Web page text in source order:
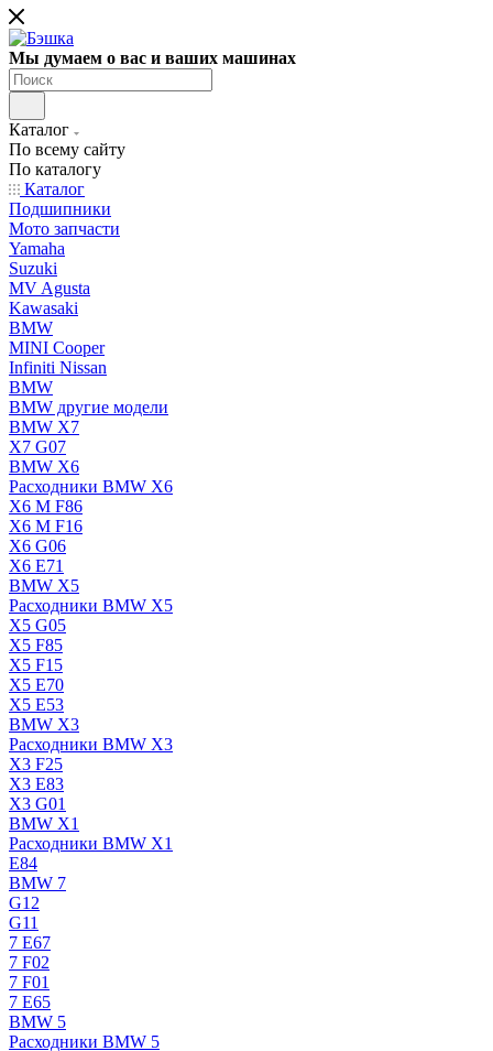
Мы думаем о вас и ваших машинах
Каталог
По всему сайту
По каталогу
Каталог
Подшипники
Мото запчасти
Yamaha
Suzuki
MV Agusta
Kawasaki
BMW
MINI Cooper
Infiniti Nissan
BMW
BMW другие модели
BMW X7
X7 G07
BMW X6
Расходники BMW X6
X6 M F86
X6 M F16
X6 G06
X6 E71
BMW X5
Расходники BMW X5
X5 G05
X5 F85
X5 F15
X5 E70
X5 E53
BMW X3
Расходники BMW X3
X3 F25
X3 E83
X3 G01
BMW X1
Расходники BMW X1
E84
BMW 7
G12
G11
7 Е67
7 F02
7 F01
7 E65
BMW 5
Расходники BMW 5